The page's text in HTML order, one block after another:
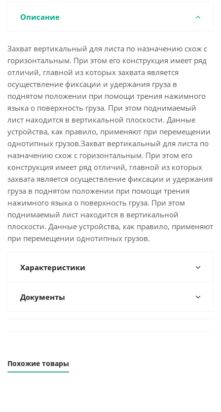
Описание
Захват вертикальный для листа по назначению схож с
горизонтальным. При этом его конструкция имеет ряд
отличий, главной из которых захвата является
осуществление фиксации и удержания груза в
поднятом положении при помощи трения нажимного
языка о поверхность груза. При этом поднимаемый
лист находится в вертикальной плоскости. Данные
устройства, как правило, применяют при перемещении
однотипных грузов.Захват вертикальный для листа по
назначению схож с горизонтальным. При этом его
конструкция имеет ряд отличий, главной из которых
захвата является осуществление фиксации и удержания
груза в поднятом положении при помощи трения
нажимного языка о поверхность груза. При этом
поднимаемый лист находится в вертикальной
плоскости. Данные устройства, как правило, применяют
при перемещении однотипных грузов.
Характеристики
Документы
Похожие товары